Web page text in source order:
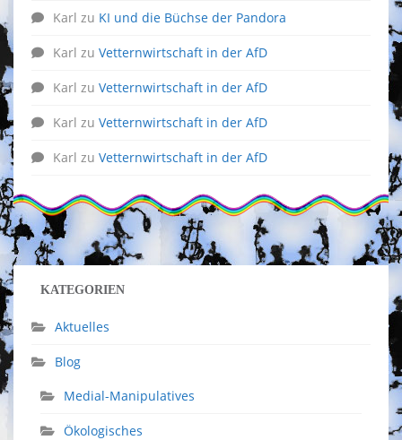
Karl zu KI und die Büchse der Pandora
Karl zu Vetternwirtschaft in der AfD
Karl zu Vetternwirtschaft in der AfD
Karl zu Vetternwirtschaft in der AfD
Karl zu Vetternwirtschaft in der AfD
KATEGORIEN
Aktuelles
Blog
Medial-Manipulatives
Ökologisches